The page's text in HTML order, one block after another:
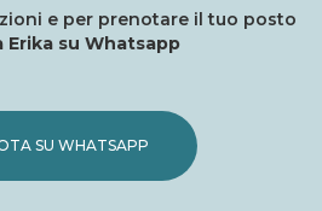
e per prenotare il tuo posto
su Whatsapp
SU WHATSAPP